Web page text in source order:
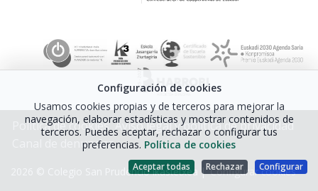
Política de cookies Aviso legal y política de privacidad
Canal de denuncias
2026 © Colegio San Prudencio Ikastetxea |Configurar cookies
Configuración de cookies
Usamos cookies propias y de terceros para mejorar la
navegación, elaborar estadísticas y mostrar contenidos de
terceros. Puedes aceptar, rechazar o configurar tus
preferencias. Política de cookies
Aceptar todas Rechazar Configurar